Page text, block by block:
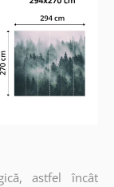
astfel încât